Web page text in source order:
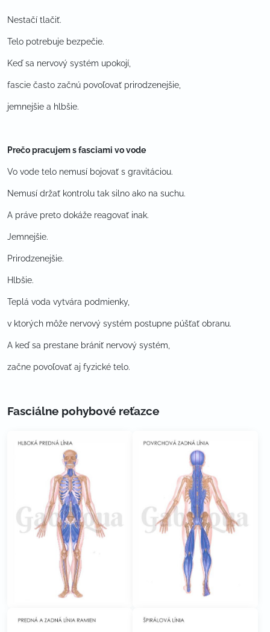
Nestačí tlačiť.
Telo potrebuje bezpečie.
Keď sa nervový systém upokojí,
fascie často začnú povoľovať prirodzenejšie,
jemnejšie a hlbšie.
Prečo pracujem s fasciami vo vode
Vo vode telo nemusí bojovať s gravitáciou.
Nemusí držať kontrolu tak silno ako na suchu.
A práve preto dokáže reagovať inak.
Jemnejšie.
Prirodzenejšie.
Hlbšie.
Teplá voda vytvára podmienky,
v ktorých môže nervový systém postupne púšťať obranu.
A keď sa prestane brániť nervový systém,
začne povoľovať aj fyzické telo.
Fasciálne pohybové reťazce